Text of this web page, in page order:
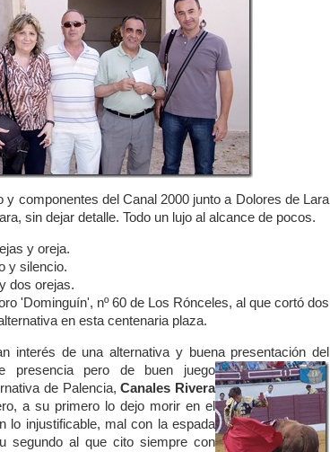
y componentes del Canal 2000 junto a Dolores de Lara
sin dejar detalle. Todo un lujo al alcance de pocos.
y oreja.
y silencio.
dos orejas.
'Dominguín', nº 60 de Los Rónceles, al que cortó dos
en esta centenaria plaza.
interés de una alternativa y buena presentación del
presencia pero de buen juego
de Palencia,Canales Rivera
a su primero lo dejo morir en el
lo injustificable, mal con la espada
segundo al que cito siempre con